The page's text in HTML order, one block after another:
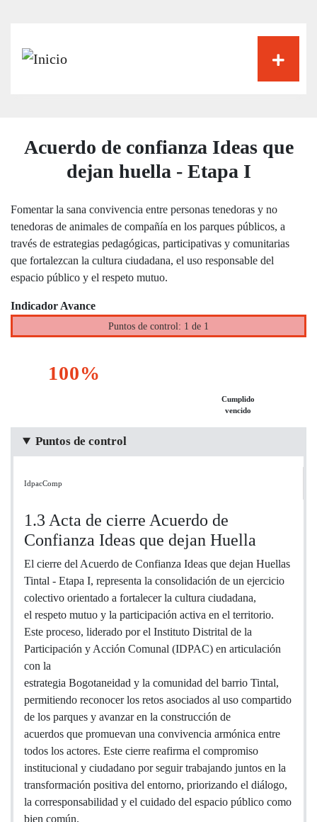
Acuerdo de confianza Ideas que
dejan huella - Etapa I
Fomentar la sana convivencia entre personas tenedoras y no
tenedoras de animales de compañía en los parques públicos, a
través de estrategias pedagógicas, participativas y comunitarias
que fortalezcan la cultura ciudadana, el uso responsable del
espacio público y el respeto mutuo.
Indicador Avance
Puntos de control: 1 de 1
100%
Cumplido
vencido
Puntos de control
IdpacComp
1.3 Acta de cierre Acuerdo de
Confianza Ideas que dejan Huella
El cierre del Acuerdo de Confianza Ideas que dejan Huellas
Tintal - Etapa I, representa la consolidación de un ejercicio
colectivo orientado a fortalecer la cultura ciudadana,
el respeto mutuo y la participación activa en el territorio.
Este proceso, liderado por el Instituto Distrital de la
Participación y Acción Comunal (IDPAC) en articulación
con la
estrategia Bogotaneidad y la comunidad del barrio Tintal,
permitiendo reconocer los retos asociados al uso compartido
de los parques y avanzar en la construcción de
acuerdos que promuevan una convivencia armónica entre
todos los actores. Este cierre reafirma el compromiso
institucional y ciudadano por seguir trabajando juntos en la
transformación positiva del entorno, priorizando el diálogo,
la corresponsabilidad y el cuidado del espacio público como
bien común.